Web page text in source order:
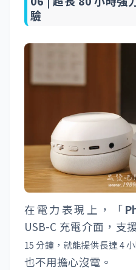
驗
在電力表現上，「
USB-C 充電介面，支
15 分鐘，就能提供長達 4
也不用擔心沒電。